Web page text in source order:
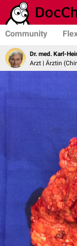
Community
Dr. med. Karl-
Arzt | Ärztin